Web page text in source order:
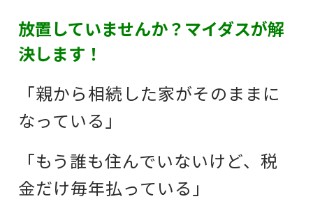
放置していませんか？マイダスが解
決します！
「親から相続した家がそのままに
なっている」
「もう誰も住んでいないけど、税
金だけ毎年払っている」